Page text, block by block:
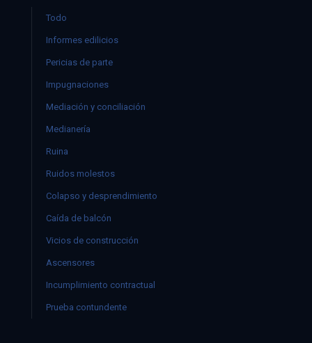
Todo
Informes edilicios
Pericias de parte
Impugnaciones
Mediación y conciliación
Medianería
Ruina
Ruidos molestos
Colapso y desprendimiento
Caída de balcón
Vicios de construcción
Ascensores
Incumplimiento contractual
Prueba contundente